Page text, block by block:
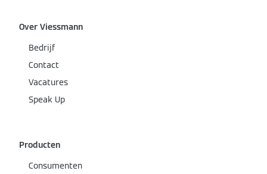
Over Viessmann
Bedrijf
Contact
Vacatures
Speak Up
Producten
Consumenten